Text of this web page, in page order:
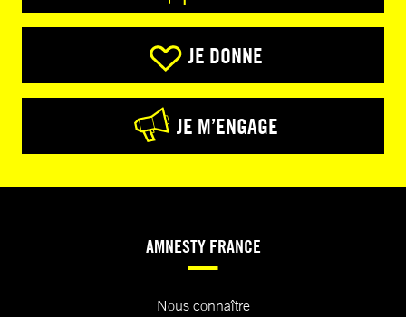
JE DONNE
JE M’ENGAGE
AMNESTY FRANCE
Nous connaître